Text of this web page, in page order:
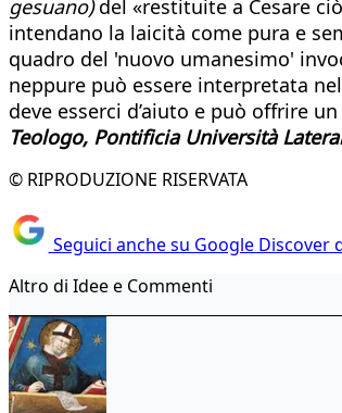
gesuano)del «restituite a Cesare
intendano la laicità come pura e
quadro del 'nuovo umanesimo'
neppure può essere interpretata
deve esserci d’aiuto e può offrire
Teologo, Pontificia Università
© RIPRODUZIONE RISERVATA
Seguici anche su Google Discover
Altro di Idee e Commenti